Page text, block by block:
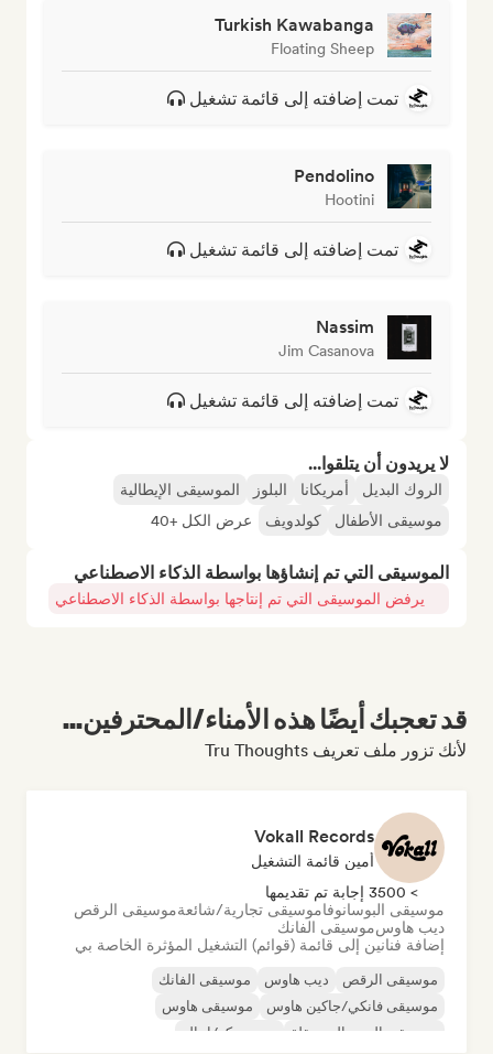
Turkish Kawabanga
Floating Sheep
تمت إضافته إلى قائمة تشغيل
Pendolino
Hootini
تمت إضافته إلى قائمة تشغيل
Nassim
Jim Casanova
تمت إضافته إلى قائمة تشغيل
لا يريدون أن يتلقوا...
الروك البديل أمريكانا البلوز
الموسيقى الإيطالية
موسيقى الأطفال
كولدويف عرض الكل +40
الموسيقى التي تم إنشاؤها بواسطة الذكاء الاصطناعي
يرفض الموسيقى التي تم إنتاجها بواسطة الذكاء الاصطناعي
قد تعجبك أيضًا هذه الأمناء/المحترفين...
لأنك تزور ملف تعريف Tru Thoughts
Vokall Records
أمين قائمة التشغيل
> 3500 إجابة تم تقديمها
موسيقى البوسانوفاموسيقى تجارية/شائعةموسيقى الرقص
ديب هاوسموسيقى الفانك
إضافة فنانين إلى قائمة (قوائم) التشغيل المؤثرة الخاصة بي
موسيقى الرقص ديب هاوس
موسيقى الفانك
موسيقى فانكي/جاكين هاوس
موسيقى هاوس
موسيقى البوب المستقلة
نيو ديسكو/إيتالو